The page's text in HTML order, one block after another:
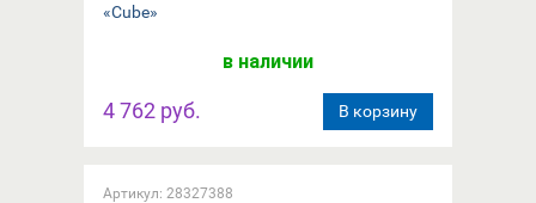
«Cube»
в наличии
4 762 руб. В корзину
Артикул: 28327388